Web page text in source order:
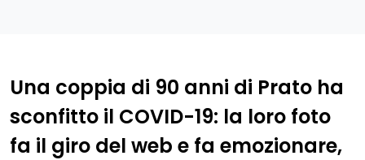
Una coppia di 90 anni di Prato ha
sconfitto il COVID-19: la loro foto
fa il giro del web e fa emozionare,